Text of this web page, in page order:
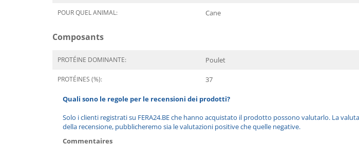
POUR QUEL ANIMAL: Cane
Composants
PROTÉINE DOMINANTE: Poulet
PROTÉINES (%): 37
Quali sono le regole per le recensioni dei prodotti?
Solo i clienti registrati su FERA24.BE che hanno acquistato il prodotto possono valutarlo. La
della recensione, pubblicheremo sia le valutazioni positive che quelle negative.
Commentaires